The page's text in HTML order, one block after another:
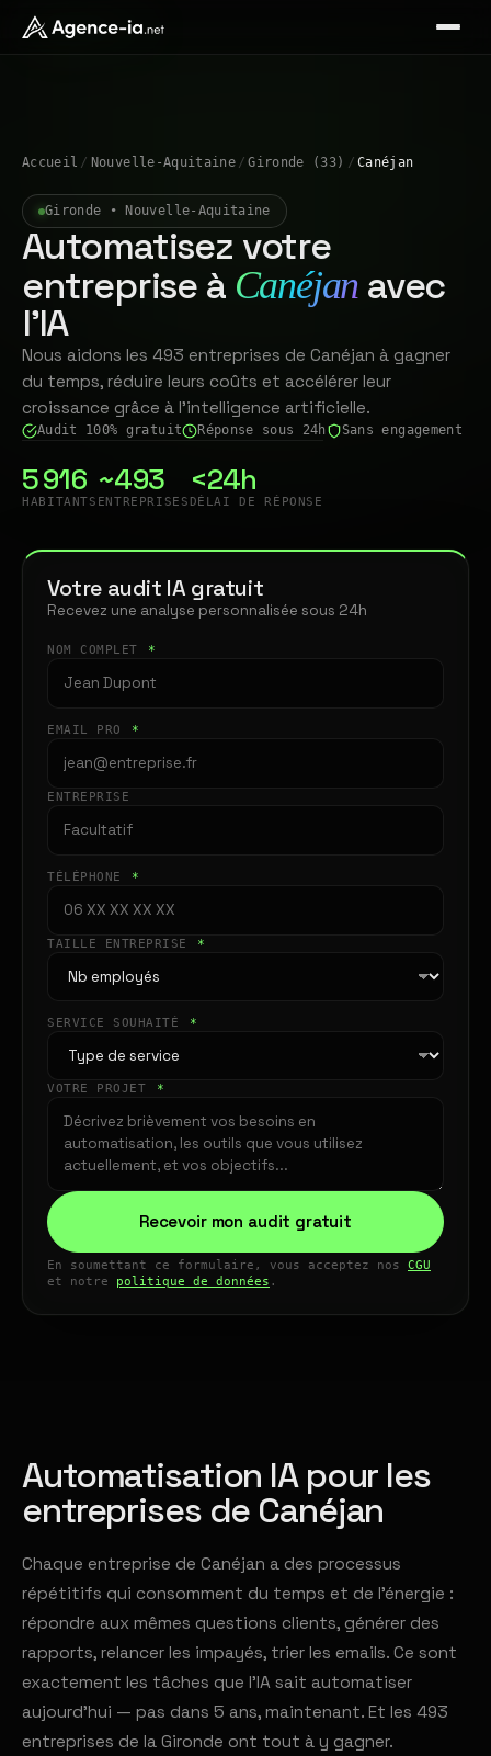
Accueil / Nouvelle-Aquitaine / Gironde (33) / Canéjan
Gironde • Nouvelle-Aquitaine
Automatisez votre
entreprise à Canéjan avec
l'IA
Nous aidons les 493 entreprises de Canéjan à gagner
du temps, réduire leurs coûts et accélérer leur
croissance grâce à l'intelligence artificielle.
Audit 100% gratuit Réponse sous 24h Sans engagement
5 916
HABITANTS
~493
ENTREPRISES
<24h
DÉLAI DE RÉPONSE
Votre audit IA gratuit
Recevez une analyse personnalisée sous 24h
NOM COMPLET *
EMAIL PRO *
ENTREPRISE
TÉLÉPHONE *
TAILLE ENTREPRISE *
SERVICE SOUHAITÉ *
VOTRE PROJET *
Recevoir mon audit gratuit
En soumettant ce formulaire, vous acceptez nos CGU
et notre politique de données .
Automatisation IA pour les
entreprises de Canéjan
Chaque entreprise de Canéjan a des processus
répétitifs qui consomment du temps et de l'énergie :
répondre aux mêmes questions clients, générer des
rapports, relancer les impayés, trier les emails. Ce sont
exactement les tâches que l'IA sait automatiser
aujourd'hui — pas dans 5 ans, maintenant. Et les 493
entreprises de la Gironde ont tout à y gagner.